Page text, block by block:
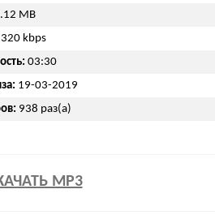
MB
320 kbps
03:30
19-03-2019
938 раз(а)
MP3